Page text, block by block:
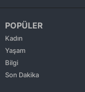
POPÜLER
Kadın
Yaşam
Bilgi
Son Dakika